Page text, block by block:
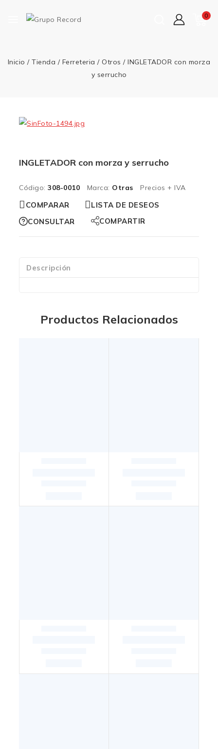
0
Inicio / Tienda / Ferreteria / Otros / INGLETADOR con morza
y serrucho
INGLETADOR con morza y serrucho
Código: 308-0010 Marca: Otras Precios + IVA
COMPARAR
LISTA DE DESEOS
CONSULTAR
COMPARTIR
Descripción
Productos Relacionados